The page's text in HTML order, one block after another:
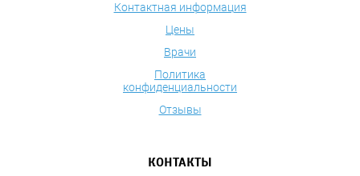
Контактная информация
Цены
Врачи
Политика
конфиденциальности
Отзывы
КОНТАКТЫ